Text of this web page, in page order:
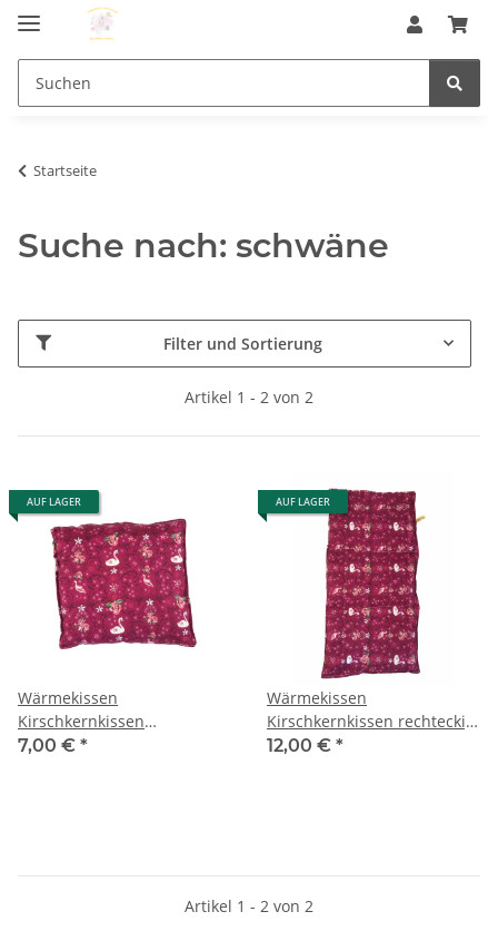
Startseite
Suche nach: schwäne
Filter und Sortierung
Artikel 1 - 2 von 2
AUF LAGER
Wärmekissen
Kirschkernkissen
quadratisch "Schwäne"
7,00 € *
AUF LAGER
Wärmekissen
Kirschkernkissen rechteckig
"Schwäne" KG36
12,00 € *
Artikel 1 - 2 von 2